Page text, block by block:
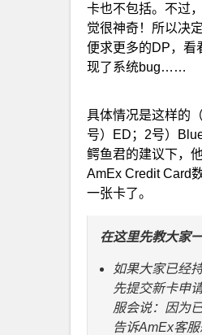
卡也不包括。不过
觉很神奇！所以决
便求更多的DP，看
现了系统bug……
具体情况是这样的
号）ED；2号）
鳄鱼君的建议下，
AmEx Credit Card
一张卡了。
在这里先教大家
如果大家已经
先提交新卡申
服会说：因为
告诉AmEx客